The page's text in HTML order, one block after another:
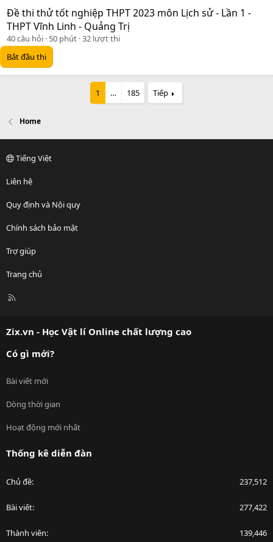
Đề thi thử tốt nghiệp THPT 2023 môn Lịch sử - Lần 1 -
THPT Vĩnh Linh - Quảng Trị
40 câu hỏi 50 phút 32 lượt thi
Bắt đầu thi
1 … 185 Tiếp
Home
Tiếng Việt
Liên hệ
Quy định và Nội quy
Chính sách bảo mật
Trợ giúp
Trang chủ
R
Zix.vn - Học Vật lí Online chất lượng cao
Có gì mới?
Bài viết mới
Dòng thời gian
Hoạt động mới nhất
Thống kê diễn đàn
Chủ đề 237,512
Bài viết 277,422
Thành viên 139,446